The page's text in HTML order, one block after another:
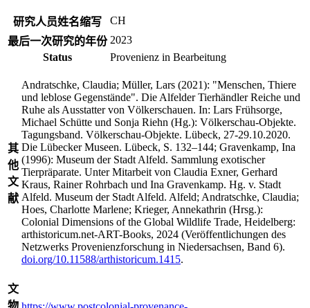
研究人员姓名缩写
CH
最后一次研究的年份 2023
Status
Provenienz in Bearbeitung
其
他
文
献
Andratschke, Claudia; Müller, Lars (2021): "Menschen, Thiere
und leblose Gegenstände". Die Alfelder Tierhändler Reiche und
Ruhe als Ausstatter von Völkerschauen. In: Lars Frühsorge,
Michael Schütte und Sonja Riehn (Hg.): Völkerschau-Objekte.
Tagungsband. Völkerschau-Objekte. Lübeck, 27-29.10.2020.
Die Lübecker Museen. Lübeck, S. 132–144; Gravenkamp, Ina
(1996): Museum der Stadt Alfeld. Sammlung exotischer
Tierpräparate. Unter Mitarbeit von Claudia Exner, Gerhard
Kraus, Rainer Rohrbach und Ina Gravenkamp. Hg. v. Stadt
Alfeld. Museum der Stadt Alfeld. Alfeld; Andratschke, Claudia;
Hoes, Charlotte Marlene; Krieger, Annekathrin (Hrsg.):
Colonial Dimensions of the Global Wildlife Trade, Heidelberg:
arthistoricum.net-ART-Books, 2024 (Veröffentlichungen des
Netzwerks Provenienzforschung in Niedersachsen, Band 6).
doi.org/10.11588/arthistoricum.1415.
文